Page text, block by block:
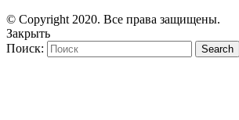
© Copyright 2020. Все права защищены.
Закрыть
Поиск:
Search